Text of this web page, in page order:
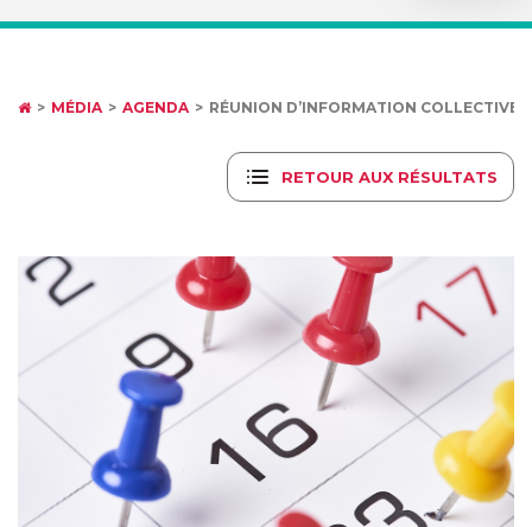
MÉDIA AGENDA RÉUNION D’INFORMATION COLLECTIVE
RETOUR AUX RÉSULTATS